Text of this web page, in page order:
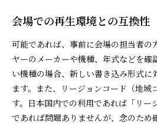
会場での再生環境との互換性
可能であれば、事前に会場の担当者の
ヤーのメーカーや機種、年式などを確
い機種の場合、新しい書き込み形式に
ます。また、リージョンコード（地域
す。日本国内での利用であれば「リー
であれば問題ありませんが、念のため